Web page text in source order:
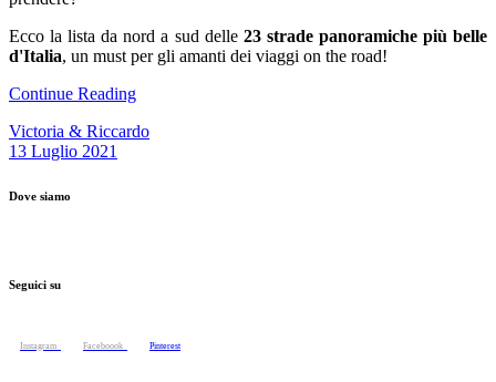
Ecco la lista da nord a sud delle 23 strade panoramiche più belle
d'Italia, un must per gli amanti dei viaggi on the road!
Continue Reading
Victoria & Riccardo
13 Luglio 2021
Dove siamo
Seguici su
Instagram Faceboook Pinterest